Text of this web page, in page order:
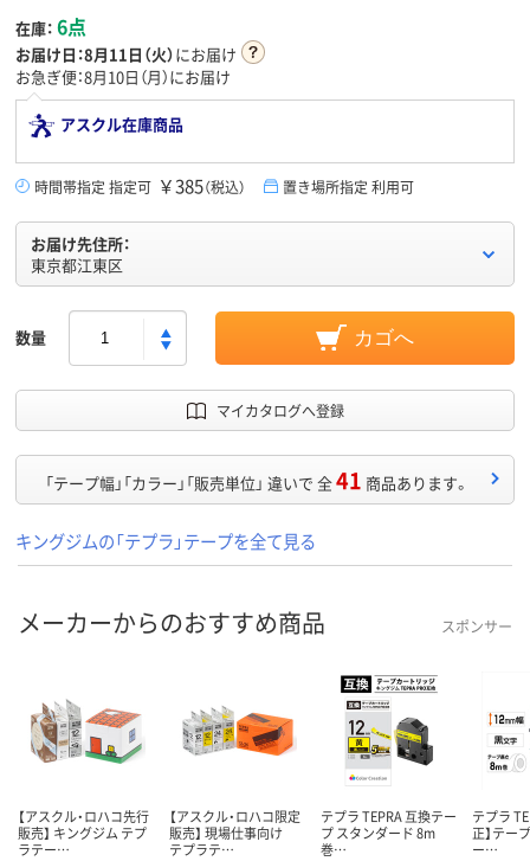
在庫： 6点
お届け日：8月11日（火）にお届け
お急ぎ便：8月10日（月）にお届け
アスクル在庫商品
時間帯指定 指定可 ￥385（税込） 置き場所指定 利用可
お届け先住所：
東京都江東区
数量 カゴへ
マイカタログへ登録
「テープ幅」「カラー」「販売単位」 違いで 全41 商品あります。
キングジムの「テプラ」テープを全て見る
メーカーからのおすすめ商品 スポンサー
【アスクル・ロハコ先行
販売】 キングジム テプ
ラテー…
【アスクル・ロハコ限定
販売】 現場仕事向け
テプラテ…
テプラ TEPRA 互換テー
プ スタンダード 8m
巻…
テプラ
正】テー
ー…